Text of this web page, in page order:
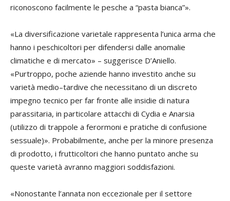
riconoscono facilmente le pesche a “pasta bianca”».
«La diversificazione varietale rappresenta l’unica arma che
hanno i peschicoltori per difendersi dalle anomalie
climatiche e di mercato» – suggerisce D’Aniello.
«Purtroppo, poche aziende hanno investito anche su
varietà medio–tardive che necessitano di un discreto
impegno tecnico per far fronte alle insidie di natura
parassitaria, in particolare attacchi di Cydia e Anarsia
(utilizzo di trappole a ferormoni e pratiche di confusione
sessuale)». Probabilmente, anche per la minore presenza
di prodotto, i frutticoltori che hanno puntato anche su
queste varietà avranno maggiori soddisfazioni.
«Nonostante l’annata non eccezionale per il settore